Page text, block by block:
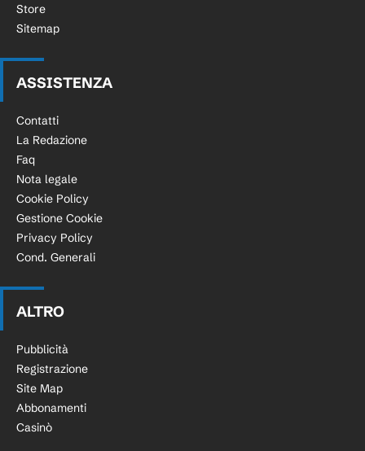
Store
Sitemap
ASSISTENZA
Contatti
La Redazione
Faq
Nota legale
Cookie Policy
Gestione Cookie
Privacy Policy
Cond. Generali
ALTRO
Pubblicità
Registrazione
Site Map
Abbonamenti
Casinò